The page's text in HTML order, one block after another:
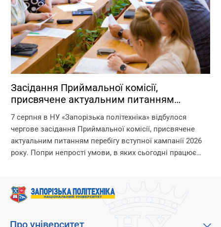
Засідання Приймальної комісії,
присвячене актуальним питанням
перебігу вступної кампанії 2026 року
7 серпня в НУ «Запорізька політехніка» відбулося
чергове засідання Приймальної комісії, присвячене
актуальним питанням перебігу вступної кампанії 2026
року. Попри непрості умови, в яких сьогодні працює